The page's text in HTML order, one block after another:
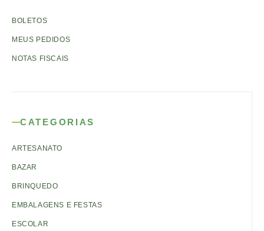
BOLETOS
MEUS PEDIDOS
NOTAS FISCAIS
CATEGORIAS
ARTESANATO
BAZAR
BRINQUEDO
EMBALAGENS E FESTAS
ESCOLAR